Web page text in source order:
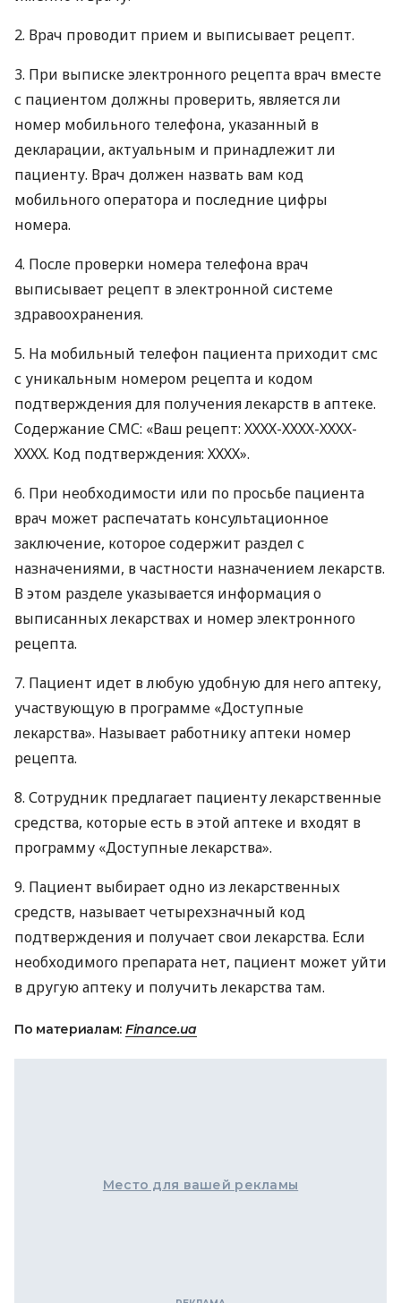
2. Врач проводит прием и выписывает рецепт.
3. При выписке электронного рецепта врач вместе
с пациентом должны проверить, является ли
номер мобильного телефона, указанный в
декларации, актуальным и принадлежит ли
пациенту. Врач должен назвать вам код
мобильного оператора и последние цифры
номера.
4. После проверки номера телефона врач
выписывает рецепт в электронной системе
здравоохранения.
5. На мобильный телефон пациента приходит смс
с уникальным номером рецепта и кодом
подтверждения для получения лекарств в аптеке.
СодержаниеСМС: «Ваш рецепт: ХХХХ-ХХХХ-ХХХХ-
ХХХХ. Код подтверждения: ХХХХ».
6. При необходимости или по просьбе пациента
врач может распечатать консультационное
заключение, которое содержит раздел с
назначениями, в частности назначением лекарств.
В этом разделе указывается информация о
выписанных лекарствах и номер электронного
рецепта.
7. Пациент идет в любую удобную для него аптеку,
участвующую в программе «Доступные
лекарства». Называет работнику аптеки номер
рецепта.
8. Сотрудник предлагает пациенту лекарственные
средства, которые есть в этой аптеке и входят в
программу «Доступные лекарства».
9. Пациент выбирает одно из лекарственных
средств, называет четырехзначный код
подтверждения и получает свои лекарства. Если
необходимого препарата нет, пациент может уйти
в другую аптеку и получить лекарства там.
По материалам: Finance.ua
Место для вашей рекламы